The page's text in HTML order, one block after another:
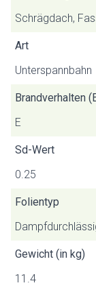
Schrägdach,
Art
Unterspannbahn
Brandverhalten
E
Sd-Wert
0.25
Folientyp
Gewicht (in kg)
11.4